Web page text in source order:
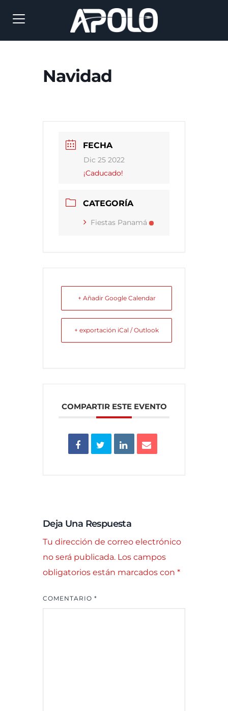
Navidad
FECHA
Dic 25 2022
¡Caducado!
CATEGORÍA
Fiestas Panamá
+ Añadir Google Calendar
+ exportación iCal / Outlook
COMPARTIR ESTE EVENTO
Deja Una Respuesta
Tu dirección de correo electrónico
no será publicada. Los campos
obligatorios están marcados con *
COMENTARIO *